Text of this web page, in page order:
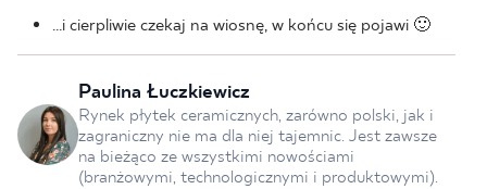
…i cierpliwie czekaj na wiosnę, w końcu się pojawi 🙂
Paulina Łuczkiewicz
Rynek płytek ceramicznych, zarówno polski, jak i
zagraniczny nie ma dla niej tajemnic. Jest zawsze
na bieżąco ze wszystkimi nowościami
(branżowymi, technologicznymi i produktowymi).